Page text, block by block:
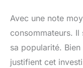
Avec une note
consommateurs.
sa popularité.
justifient cet